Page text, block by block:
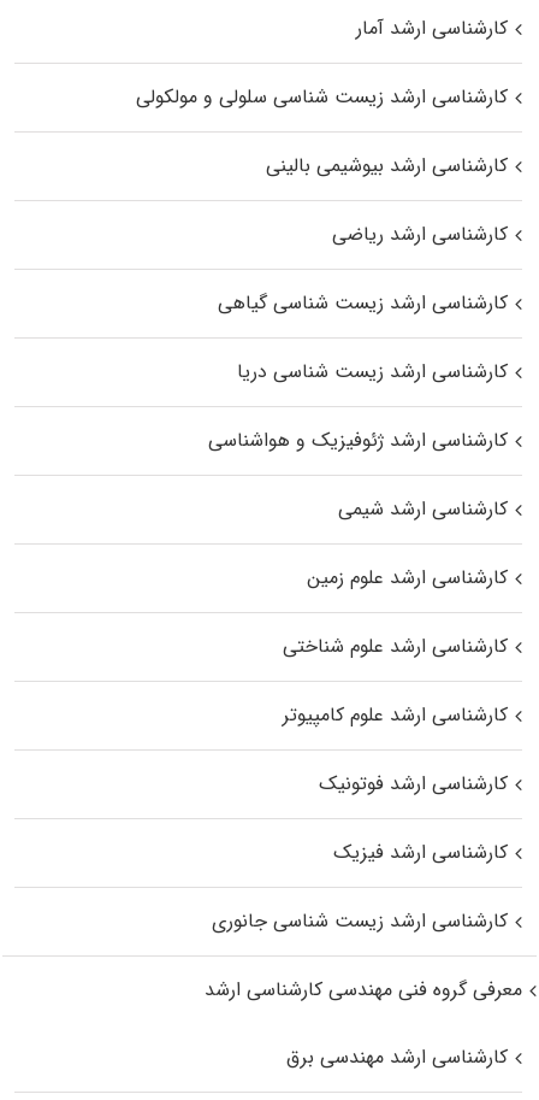
کارشناسی ارشد آمار
کارشناسی ارشد زیست شناسی سلولی و مولکولی
کارشناسی ارشد بیوشیمی بالینی
کارشناسی ارشد ریاضی
کارشناسی ارشد زیست‌ شناسی گیاهی
کارشناسی ارشد زیست‌ شناسی دریا
کارشناسی ارشد ژئوفیزیک و هواشناسی
کارشناسی ارشد شیمی
کارشناسی ارشد علوم زمین
کارشناسی ارشد علوم شناختی
کارشناسی ارشد علوم کامپیوتر
کارشناسی ارشد فوتونیک
کارشناسی ارشد فیزیک
کارشناسی ارشد زیست‌ شناسی جانوری
معرفی گروه فنی مهندسی کارشناسی ارشد
کارشناسی ارشد مهندسی برق